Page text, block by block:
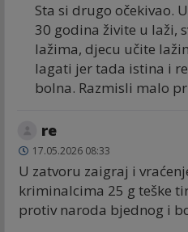
Sta si drugo očekivao.
30 godina živite u laži,
lažima, djecu učite
lagati jer tada istina i
bolna. Razmisli malo
re
17.05.2026 08:33
U zatvoru zaigraj i
kriminalcima 25 g teške
protiv naroda bjednog i